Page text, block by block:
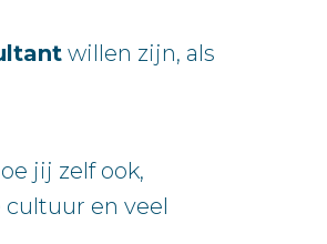
willen zijn, als
jij zelf ook,
cultuur en veel